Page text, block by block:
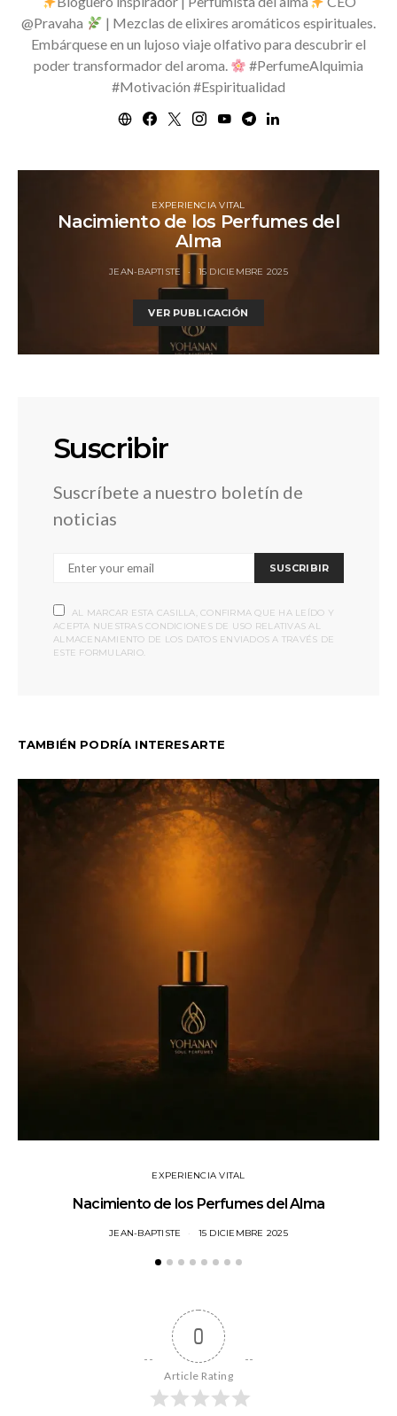
@Pravaha
| Mezclas de elixires aromáticos espirituales.
Embárquese en un lujoso viaje olfativo para descubrir el
poder transformador del aroma.
#PerfumeAlquimia
#Motivación #Espiritualidad
EXPERIENCIA VITAL
Nacimiento de los Perfumes del
Alma
JEAN-BAPTISTE 15 DICIEMBRE 2025
VER PUBLICACIÓN
Suscribir
Suscríbete a nuestro boletín de
noticias
SUSCRIBIR
AL MARCAR ESTA CASILLA, CONFIRMA QUE HA LEÍDO Y
ACEPTA NUESTRAS CONDICIONES DE USO RELATIVAS AL
ALMACENAMIENTO DE LOS DATOS ENVIADOS A TRAVÉS DE
ESTE FORMULARIO.
TAMBIÉN PODRÍA INTERESARTE
EXPERIENCIA VITAL
Nacimiento de los Perfumes del Alma
JEAN-BAPTISTE 15 DICIEMBRE 2025
0
Article Rating